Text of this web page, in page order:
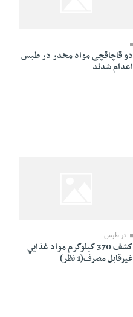
دو قاچاقچی مواد مخدر در طبس
اعدام شدند
در طبس
كشف 370 كيلوگرم مواد غذايي
غيرقابل مصرف(1 نظر)